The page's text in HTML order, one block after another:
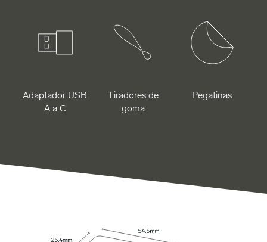
Adaptador USB
A a C
Tiradores de
goma
Pegatinas